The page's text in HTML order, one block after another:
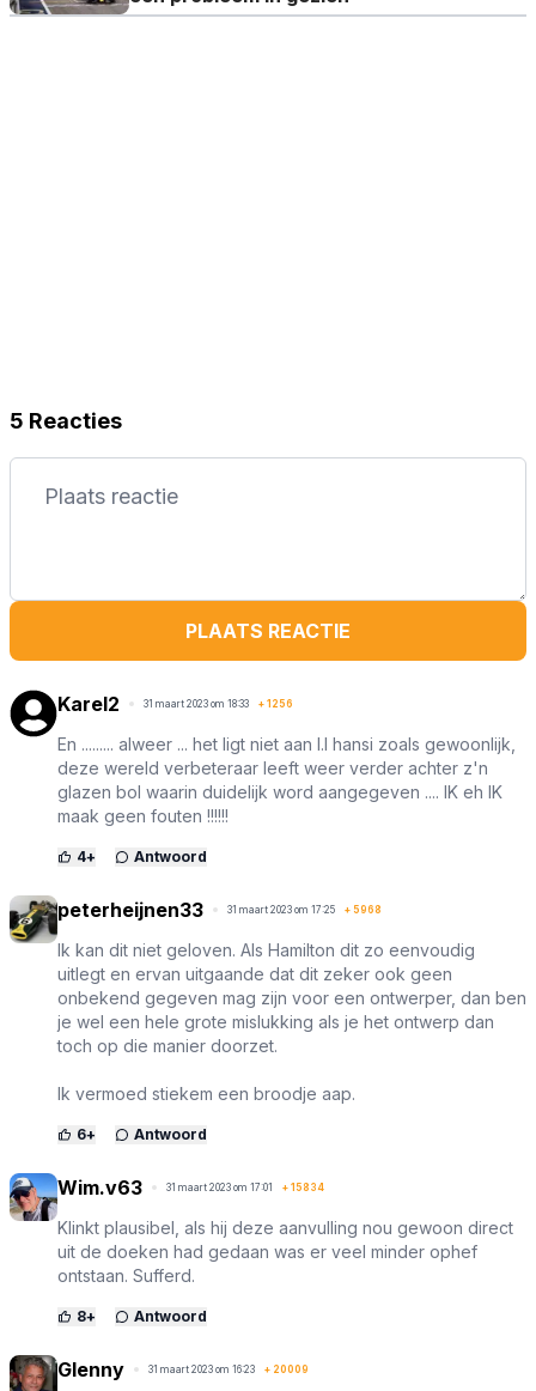
5 Reacties
PLAATS REACTIE
Karel2 31 maart 2023 om 18:33 + 1256
En ......... alweer ... het ligt niet aan l.l hansi zoals gewoonlijk,
deze wereld verbeteraar leeft weer verder achter z'n
glazen bol waarin duidelijk word aangegeven .... IK eh IK
maak geen fouten !!!!!!
4+ Antwoord
peterheijnen33 31 maart 2023 om 17:25 + 5968
Ik kan dit niet geloven. Als Hamilton dit zo eenvoudig
uitlegt en ervan uitgaande dat dit zeker ook geen
onbekend gegeven mag zijn voor een ontwerper, dan ben
je wel een hele grote mislukking als je het ontwerp dan
toch op die manier doorzet.
Ik vermoed stiekem een broodje aap.
6+ Antwoord
Wim.v63 31 maart 2023 om 17:01 + 15834
Klinkt plausibel, als hij deze aanvulling nou gewoon direct
uit de doeken had gedaan was er veel minder ophef
ontstaan. Sufferd.
8+ Antwoord
Glenny 31 maart 2023 om 16:23 + 20009